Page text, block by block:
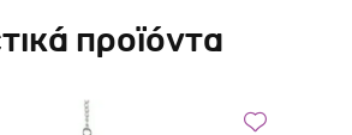
προϊόντα